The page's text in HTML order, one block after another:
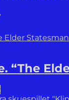
“The